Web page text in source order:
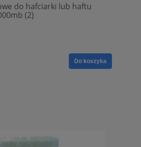
do hafciarki lub haftu
(2)
Do koszyka